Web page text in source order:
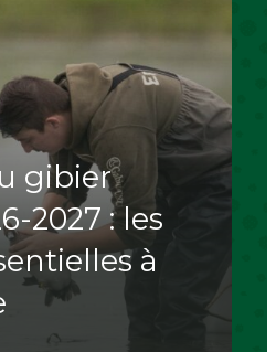
gibier
2027 : les
à